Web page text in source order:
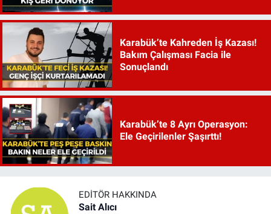
Karabük’te Kahreden İş Kazası!
Bakım Çalışması Facia ile
Sonuçlandı
Karabük’te 8 Ayrı Operasyon:
Ele Geçirilenler Şaşırttı!
EDITÖR HAKKINDA
Sait Alıcı